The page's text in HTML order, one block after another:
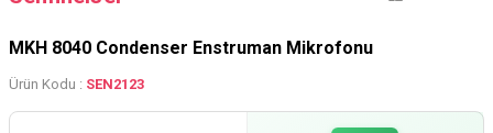
MKH 8040 Condenser Enstruman Mikrofonu
Ürün Kodu : SEN2123